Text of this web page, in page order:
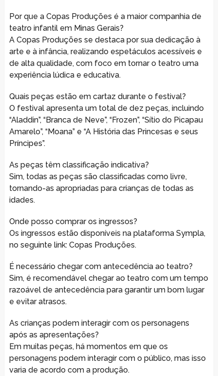
Por que a Copas Produções é a maior companhia de
teatro infantil em Minas Gerais?
A Copas Produções se destaca por sua dedicação à
arte e à infância, realizando espetáculos acessíveis e
de alta qualidade, com foco em tornar o teatro uma
experiência lúdica e educativa.
Quais peças estão em cartaz durante o festival?
O festival apresenta um total de dez peças, incluindo
“Aladdin”, “Branca de Neve”, “Frozen”, “Sítio do Picapau
Amarelo”, “Moana” e “A História das Princesas e seus
Príncipes”.
As peças têm classificação indicativa?
Sim, todas as peças são classificadas como livre,
tornando-as apropriadas para crianças de todas as
idades.
Onde posso comprar os ingressos?
Os ingressos estão disponíveis na plataforma Sympla,
no seguinte link: Copas Produções.
É necessário chegar com antecedência ao teatro?
Sim, é recomendável chegar ao teatro com um tempo
razoável de antecedência para garantir um bom lugar
e evitar atrasos.
As crianças podem interagir com os personagens
após as apresentações?
Em muitas peças, há momentos em que os
personagens podem interagir com o público, mas isso
varia de acordo com a produção.